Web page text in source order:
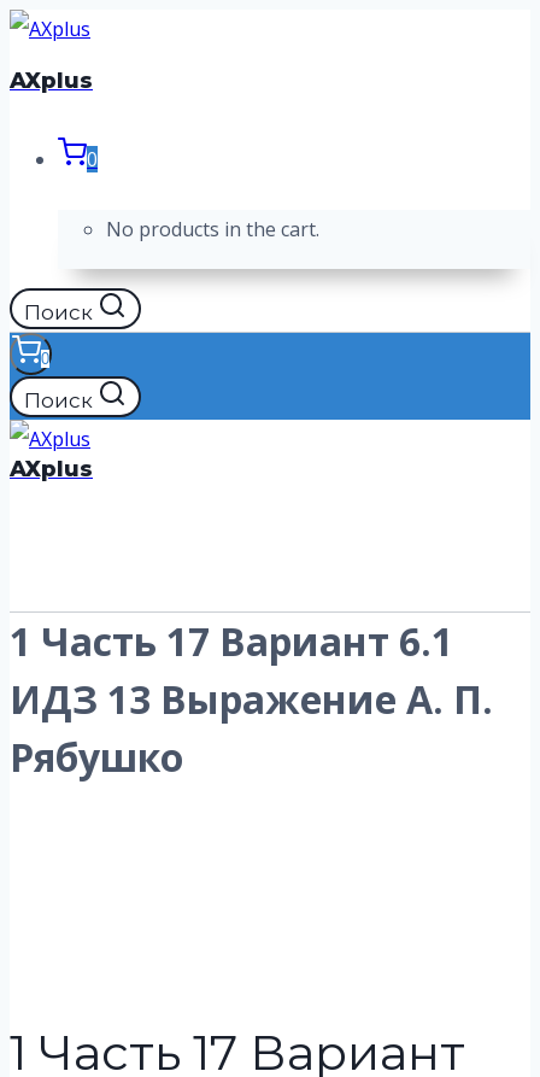
Перейти
к
AXplus
0
No products in the cart.
Поиск
0
Поиск
AXplus
1 Часть 17 Вариант 6.1
ИДЗ 13 Выражение А. П.
Рябушко
1 Часть 17 Вариант